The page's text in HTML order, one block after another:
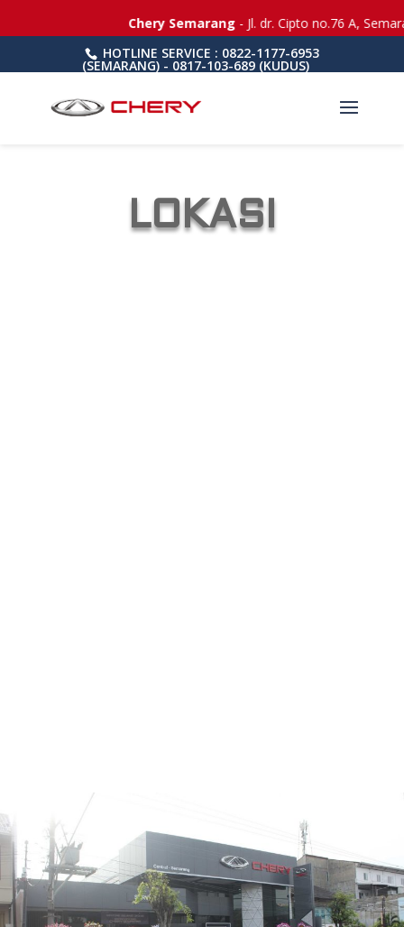
HOTLINE SERVICE : 0822-1177-6953
(SEMARANG) - 0817-103-689 (KUDUS)
Chery Semarang- Jl. dr. Cipto no.76 A,
LOKASI